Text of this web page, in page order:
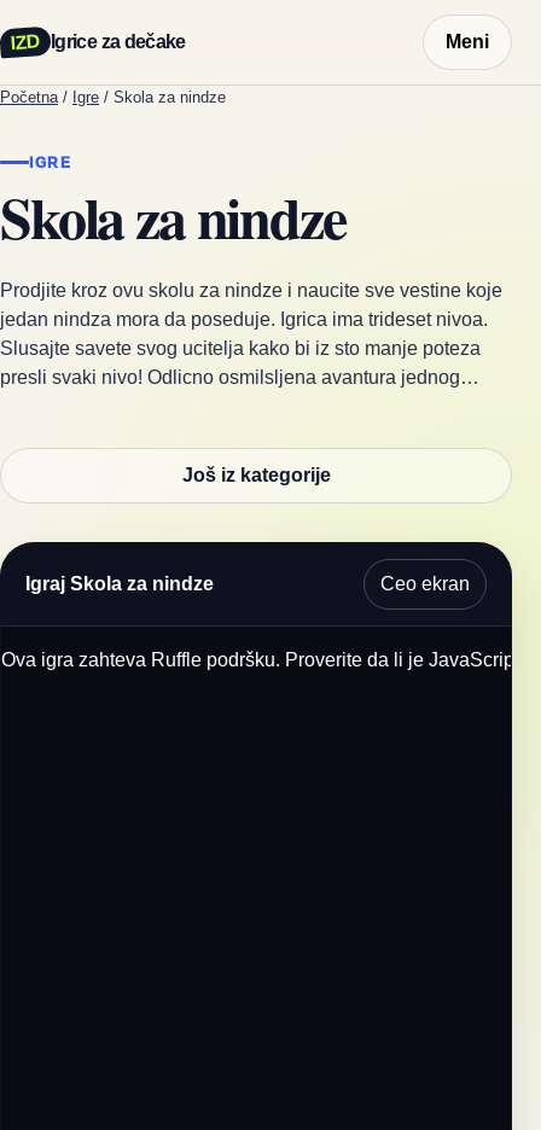
IZD Igrice za dečake Meni
Početna / Igre / Skola za nindze
IGRE
Skola za nindze
Prodjite kroz ovu skolu za nindze i naucite sve vestine koje
jedan nindza mora da poseduje. Igrica ima trideset nivoa.
Slusajte savete svog ucitelja kako bi iz sto manje poteza
presli svaki nivo! Odlicno osmilsljena avantura jednog…
Još iz kategorije
Igraj Skola za nindze Ceo ekran
Ova igra zahteva Ruffle podršku. Proverite da li je JavaScript